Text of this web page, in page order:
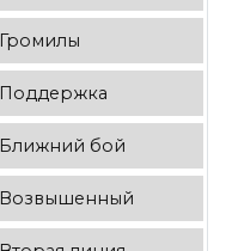
Громилы
Поддержка
Ближний бой
Возвышенный